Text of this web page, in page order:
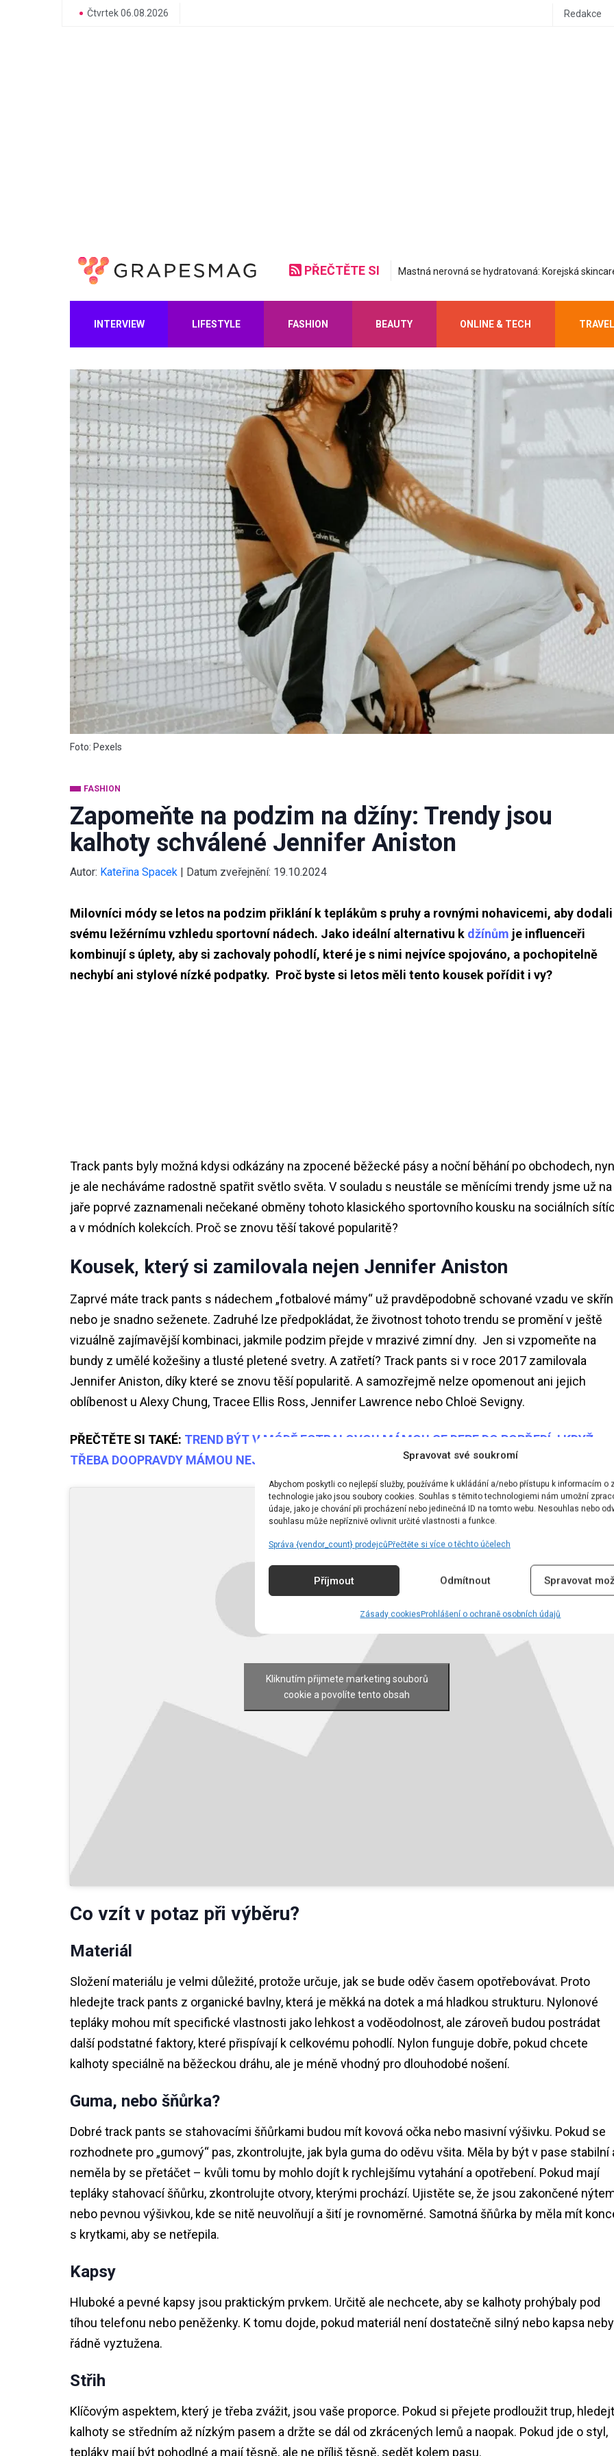
Spravovat své soukromí
Abychom poskytli co nejlepší služby, používáme k ukládání a/nebo přístupu k informacím o
technologie jako jsou soubory cookies. Souhlas s těmito technologiemi nám umožní
údaje, jako je chování při procházení nebo jedinečná ID na tomto webu. Nesouhlas nebo
souhlasu může nepříznivě ovlivnit určité vlastnosti a funkce.
Správa {vendor_count} prodejcůPřečtěte si více o těchto účelech
Příjmout Odmítnout Spravovat
Zásady cookiesProhlášení o ochraně osobních údajů
Čtvrtek 06.08.2026 Redakce
PŘEČTĚTE SI Do letadla stylově a pohodlně: Inspirujte se airport
INTERVIEW LIFESTYLE FASHION BEAUTY ONLINE & TECH TRAVEL
Foto: Pexels
FASHION
Zapomeňte na podzim na džíny: Trendy jsou
kalhoty schválené Jennifer Aniston
Autor: Kateřina Spacek | Datum zveřejnění: 19.10.2024
Milovníci módy se letos na podzim přiklání k teplákům s pruhy a rovnými nohavicemi, aby dodali
svému ležérnímu vzhledu sportovní nádech. Jako ideální alternativu k džínům je influenceři
kombinují s úplety, aby si zachovaly pohodlí, které je s nimi nejvíce spojováno, a pochopitelně
nechybí ani stylové nízké podpatky. Proč byste si letos měli tento kousek pořídit i vy?
Track pants byly možná kdysi odkázány na zpocené běžecké pásy a noční běhání po obchodech,
je ale necháváme radostně spatřit světlo světa. V souladu s neustále se měnícími trendy jsme už na
jaře poprvé zaznamenali nečekané obměny tohoto klasického sportovního kousku na sociálních
a v módních kolekcích. Proč se znovu těší takové popularitě?
Kousek, který si zamilovala nejen Jennifer Aniston
Zaprvé máte track pants s nádechem „fotbalové mámy“ už pravděpodobně schované vzadu ve
nebo je snadno seženete. Zadruhé lze předpokládat, že životnost tohoto trendu se promění v ještě
vizuálně zajímavější kombinaci, jakmile podzim přejde v mrazivé zimní dny. Jen si vzpomeňte na
bundy z umělé kožešiny a tlusté pletené svetry. A zatřetí? Track pants si v roce 2017 zamilovala
Jennifer Aniston, díky které se znovu těší popularitě. A samozřejmě nelze opomenout ani jejich
oblíbenost u Alexy Chung, Tracee Ellis Ross, Jennifer Lawrence nebo Chloë Sevigny.
PŘEČTĚTE SI TAKÉ: TREND BÝT V MÓDĚ FOTBALOVOU MÁMOU SE DERE DO POPŘEDÍ, I KDYŽ
TŘEBA DOOPRAVDY MÁMOU NEJSTE
Kliknutím přijmete marketing souborů
cookie a povolíte tento obsah
Co vzít v potaz při výběru?
Materiál
Složení materiálu je velmi důležité, protože určuje, jak se bude oděv časem opotřebovávat. Proto
hledejte track pants z organické bavlny, která je měkká na dotek a má hladkou strukturu. Nylonové
tepláky mohou mít specifické vlastnosti jako lehkost a voděodolnost, ale zároveň budou postrádat
další podstatné faktory, které přispívají k celkovému pohodlí. Nylon funguje dobře, pokud chcete
kalhoty speciálně na běžeckou dráhu, ale je méně vhodný pro dlouhodobé nošení.
Guma, nebo šňůrka?
Dobré track pants se stahovacími šňůrkami budou mít kovová očka nebo masivní výšivku. Pokud se
rozhodnete pro „gumový“ pas, zkontrolujte, jak byla guma do oděvu všita. Měla by být v pase stabilní
neměla by se přetáčet – kvůli tomu by mohlo dojít k rychlejšímu vytahání a opotřebení. Pokud mají
tepláky stahovací šňůrku, zkontrolujte otvory, kterými prochází. Ujistěte se, že jsou zakončené
nebo pevnou výšivkou, kde se nitě neuvolňují a šití je rovnoměrné. Samotná šňůrka by měla mít
s krytkami, aby se netřepila.
Kapsy
Hluboké a pevné kapsy jsou praktickým prvkem. Určitě ale nechcete, aby se kalhoty prohýbaly pod
tíhou telefonu nebo peněženky. K tomu dojde, pokud materiál není dostatečně silný nebo kapsa
řádně vyztužena.
Střih
Klíčovým aspektem, který je třeba zvážit, jsou vaše proporce. Pokud si přejete prodloužit trup,
kalhoty se středním až nízkým pasem a držte se dál od zkrácených lemů a naopak. Pokud jde o styl,
tepláky mají být pohodlné a mají těsně, ale ne příliš těsně, sedět kolem pasu.